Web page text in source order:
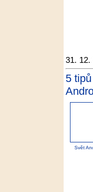
31. 12.
5
Svět